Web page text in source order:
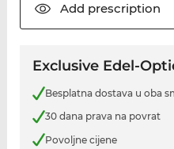
Add prescription
Exclusive Edel-
Besplatna dostava u oba
30 dana prava na povrat
Povoljne cijene